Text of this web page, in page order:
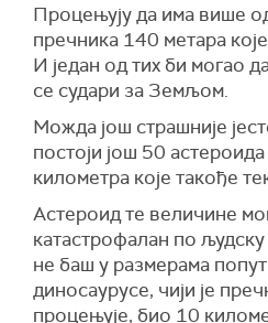
Процењују да има више
пречника 140 метара
И један од тих би могао
се судари за Земљом.
Можда још страшније
постоји још 50
километра које такође
Астероид те величине
катастрофалан по
не баш у размерама попут
диносаурусе, чији је
процењује, био 10